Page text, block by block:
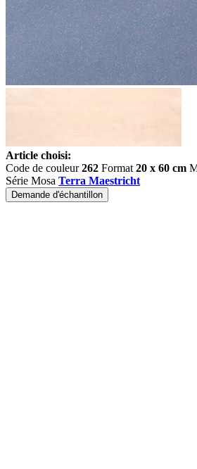
Article choisi:
Code de couleur262 Format 20 x 60 cm
Série Mosa Terra Maestricht
Demande d'échantillon